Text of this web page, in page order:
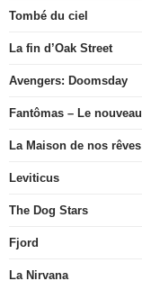
Tombé du ciel
La fin d’Oak Street
Avengers: Doomsday
Fantômas – Le
La Maison de nos rêves
Leviticus
The Dog Stars
Fjord
La Nirvana